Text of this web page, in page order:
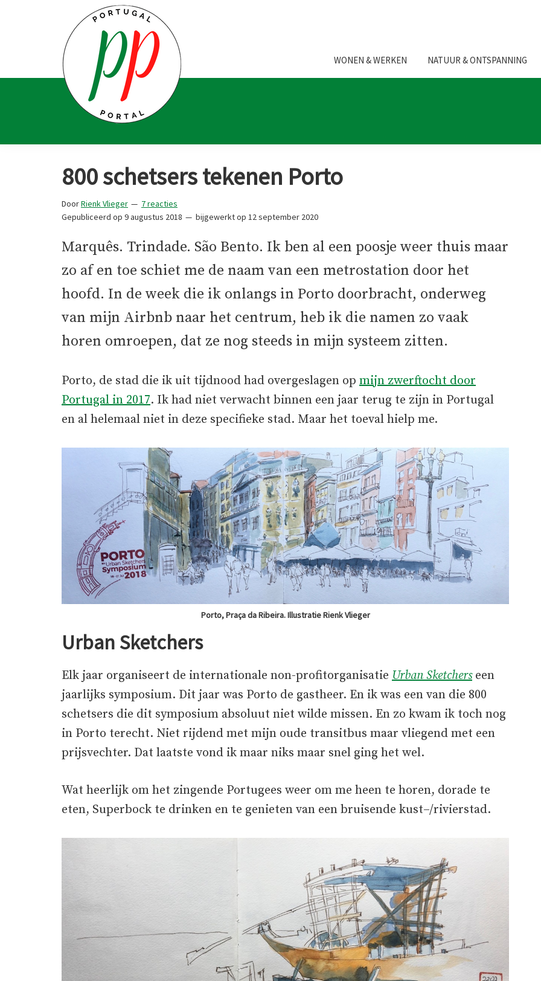
hoofdnavigatie
Portal
en
fanaten
WONEN & WERKEN NATUUR & ONTSPANNING
800 schetsers tekenen Porto
DoorRienk Vlieger
7 reacties
Gepubliceerd op 9 augustus 2018 bijgewerkt op 12 september 2020
Marquês. Trindade. São Bento. Ik ben al een poosje weer thuis maar
zo af en toe schiet me de naam van een metrostation door het
hoofd. In de week die ik onlangs in Porto doorbracht, onderweg
van mijn Airbnb naar het centrum, heb ik die namen zo vaak
horen omroepen, dat ze nog steeds in mijn systeem zitten.
Porto, de stad die ik uit tijdnood had overgeslagen op mijn zwerftocht door
Portugal in 2017. Ik had niet verwacht binnen een jaar terug te zijn in Portugal
en al helemaal niet in deze specifieke stad. Maar het toeval hielp me.
Porto, Praça da Ribeira. Illustratie Rienk Vlieger
Urban Sketchers
Elk jaar organiseert de internationale non-profitorganisatie Urban Sketcherseen
jaarlijks symposium. Dit jaar was Porto de gastheer. En ik was een van die 800
schetsers die dit symposium absoluut niet wilde missen. En zo kwam ik toch nog
in Porto terecht. Niet rijdend met mijn oude transitbus maar vliegend met een
prijsvechter. Dat laatste vond ik maar niks maar snel ging het wel.
Wat heerlijk om het zingende Portugees weer om me heen te horen, dorade te
eten, Superbock te drinken en te genieten van een bruisende kust–/rivierstad.